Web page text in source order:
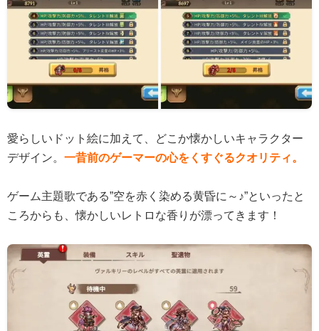
愛らしいドット絵に加えて、どこか懐かしいキャラクター
デザイン。 一昔前のゲーマーの心をくすぐるクオリティ。
ゲーム主題歌である”空を赤く染める黄昏に～♪”といったと
ころからも、懐かしいレトロな香りが漂ってきます！